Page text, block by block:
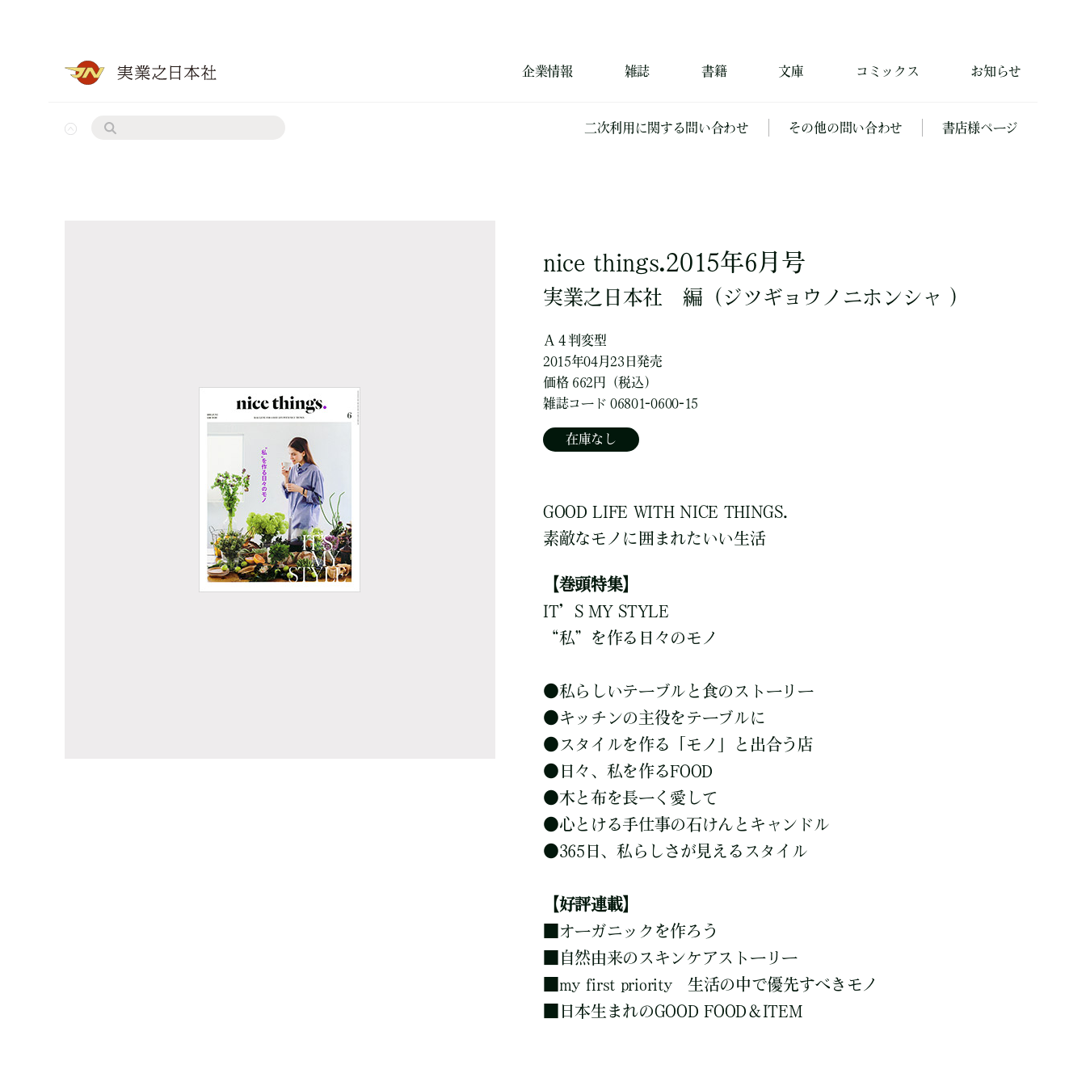
企業情報 雑誌 書籍 文庫 コミックス お知らせ
二次利用に関する問い合わせ その他の問い合わせ 書店様ページ
nice things.2015年6月号
実業之日本社 編 （ジツギョウノニホンシャ ）
Ａ４判変型
2015年04月23日発売
価格 662円（税込）
雑誌コード 06801-0600-15
在庫なし
GOOD LIFE WITH NICE THINGS.
素敵なモノに囲まれたいい生活
【巻頭特集】
IT’S MY STYLE
“私”を作る日々のモノ
●私らしいテーブルと食のストーリー
●キッチンの主役をテーブルに
● スタイルを作る「モノ」と出合う店
● 日々、私を作るFOOD
●木と布を長ーく愛して
●心とける手仕事の石けんとキャンドル
●365日、私らしさが見えるスタイル
【好評連載】
オーガニックを作ろう
自然由来のスキンケアストーリー
my first priority 生活の中で優先すべきモノ
日本生まれのGOOD FOOD＆ITEM